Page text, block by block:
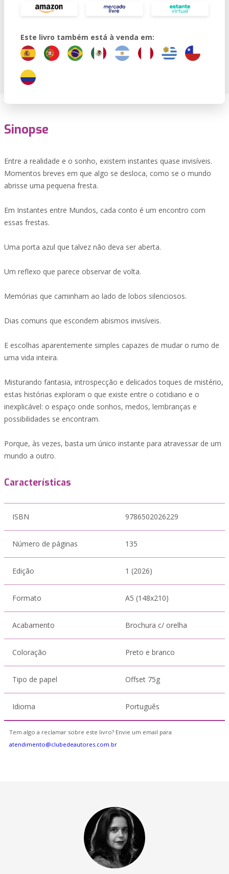
Este livro também está à venda em:
Sinopse
Entre a realidade e o sonho, existem instantes quase invisíveis.
Momentos breves em que algo se desloca, como se o mundo
abrisse uma pequena fresta.
Em Instantes entre Mundos, cada conto é um encontro com
essas frestas.
Uma porta azul que talvez não deva ser aberta.
Um reflexo que parece observar de volta.
Memórias que caminham ao lado de lobos silenciosos.
Dias comuns que escondem abismos invisíveis.
E escolhas aparentemente simples capazes de mudar o rumo de
uma vida inteira.
Misturando fantasia, introspecção e delicados toques de mistério,
estas histórias exploram o que existe entre o cotidiano e o
inexplicável: o espaço onde sonhos, medos, lembranças e
possibilidades se encontram.
Porque, às vezes, basta um único instante para atravessar de um
mundo a outro.
Características
ISBN 9786502026229
Número de páginas 135
Edição 1 (2026)
Formato A5 (148x210)
Acabamento Brochura c/ orelha
Coloração Preto e branco
Tipo de papel Offset 75g
Idioma Português
Tem algo a reclamar sobre este livro? Envie um email para
atendimento@clubedeautores.com.br